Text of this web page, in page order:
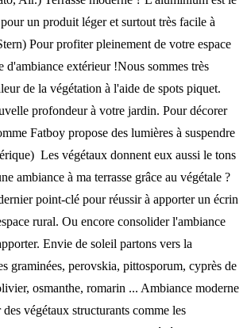
un produit léger et surtout très facile à
Pour profiter pleinement de votre espace
d'ambiance extérieur !Nous sommes très
de la végétation à l'aide de spots piquet.
profondeur à votre jardin. Pour décorer
Fatboy propose des lumières à suspendre
Les végétaux donnent eux aussi le tons
ambiance à ma terrasse grâce au végétale ?
point-clé pour réussir à apporter un écrin
rural. Ou encore consolider l'ambiance
Envie de soleil partons vers la
graminées, perovskia, pittosporum, cyprès de
osmanthe, romarin ... Ambiance moderne
végétaux structurants comme les